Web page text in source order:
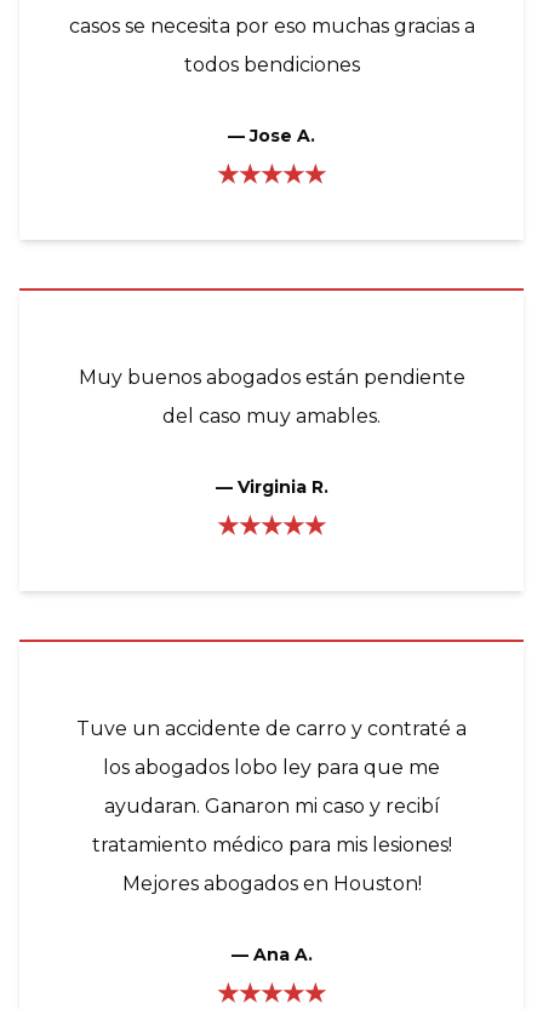
casos se necesita por eso muchas gracias a
todos bendiciones
—Jose A.
★★★★★
Muy buenos abogados están pendiente
del caso muy amables.
— Virginia R.
★★★★★
Tuve un accidente de carro y contraté a
los abogados lobo ley para que me
ayudaran. Ganaron mi caso y recibí
tratamiento médico para mis lesiones!
Mejores abogados en Houston!
— Ana A.
★★★★★